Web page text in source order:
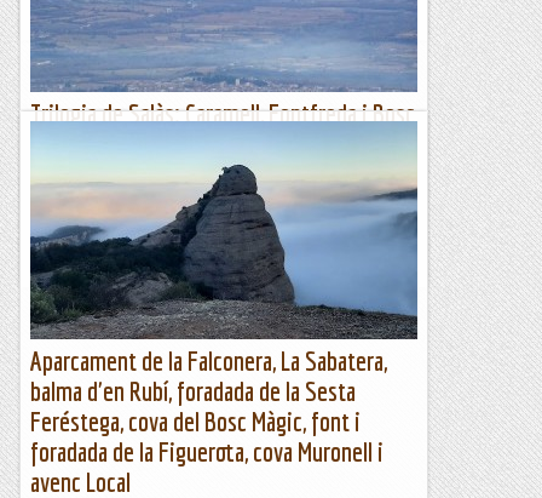
Pass@muntanyes
Trilogia de Salàs: Caramell, Fontfreda i Bosc
de Salàs
Clàssica de la zona de Salàs (24 km, 1150 m+) que aquesta
vegada ascendim salvatgement per la Serra de les Farigoles
(quines rampes!); passem per sota del Pui de...
Passamuntanyes
Aparcament de la Falconera, La Sabatera,
balma d'en Rubí, foradada de la Sesta
Feréstega, cova del Bosc Màgic, font i
foradada de la Figuerota, cova Muronell i
avenc Local